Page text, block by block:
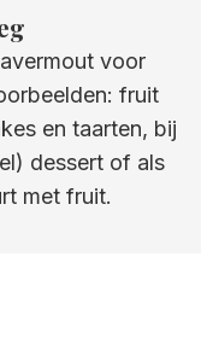
voor
fruit
en taarten, bij
dessert of als
met fruit.